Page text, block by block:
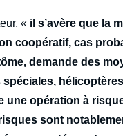
« il s’avère que la
coopératif, cas
demande des
une opération à
sont